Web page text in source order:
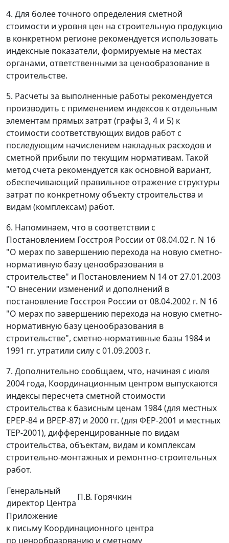
4. Для более точного определения сметной
стоимости и уровня цен на строительную продукцию
в конкретном регионе рекомендуется использовать
индексные показатели, формируемые на местах
органами, ответственными за ценообразование в
строительстве.
5. Расчеты за выполненные работы рекомендуется
производить с применением индексов к отдельным
элементам прямых затрат (графы 3, 4 и 5) к
стоимости соответствующих видов работ с
последующим начислением накладных расходов и
сметной прибыли по текущим нормативам. Такой
метод счета рекомендуется как основной вариант,
обеспечивающий правильное отражение структуры
затрат по конкретному объекту строительства и
видам (комплексам) работ.
6. Напоминаем, что в соответствии с
Постановлением Госстроя России от 08.04.02 г. N 16
"О мерах по завершению перехода на новую сметно-
нормативную базу ценообразования в
строительстве" и Постановлением N 14 от 27.01.2003
"О внесении изменений и дополнений в
постановление Госстроя России от 08.04.2002 г. N 16
"О мерах по завершению перехода на новую сметно-
нормативную базу ценообразования в
строительстве", сметно-нормативные базы 1984 и
1991 гг. утратили силу с 01.09.2003 г.
7. Дополнительно сообщаем, что, начиная с июля
2004 года, Координационным центром выпускаются
индексы пересчета сметной стоимости
строительства к базисным ценам 1984 (для местных
ЕРЕР-84 и ВРЕР-87) и 2000 гг. (для ФЕР-2001 и местных
ТЕР-2001), дифференцированные по видам
строительства, объектам, видам и комплексам
строительно-монтажных и ремонтно-строительных
работ.
Генеральный
директор Центра
П.В. Горячкин
Приложение
к письму Координационного центра
по ценообразованию и сметному